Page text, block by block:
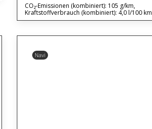
CO₂-Emissionen (kombiniert): 105 g/km,
Kraftstoffverbrauch (kombiniert): 4,0 l/100 km
Navi